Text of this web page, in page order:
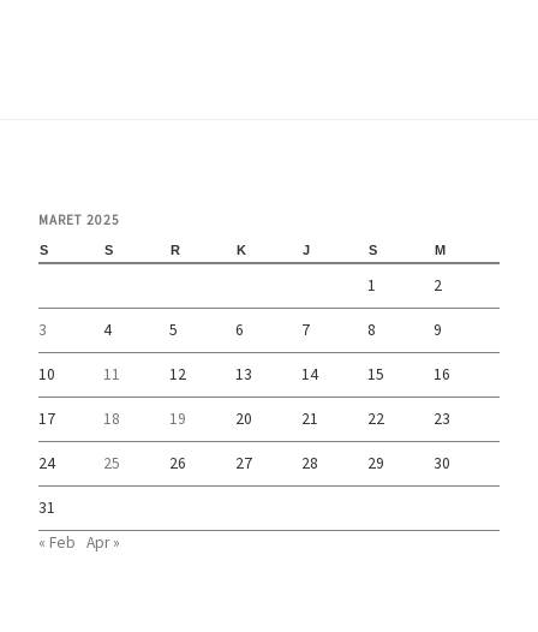
MARET 2025
S S R K J S M
1 2
3 4 5 6 7 8 9
10 11 12 13 14 15 16
17 18 19 20 21 22 23
24 25 26 27 28 29 30
31
« Feb Apr »